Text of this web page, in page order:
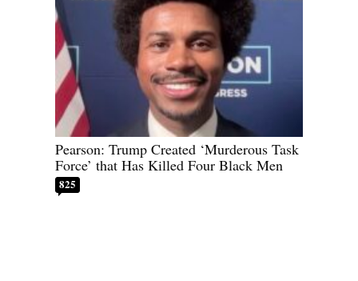
Pearson: Trump Created ‘Murderous Task
Force’ that Has Killed Four Black Men
825